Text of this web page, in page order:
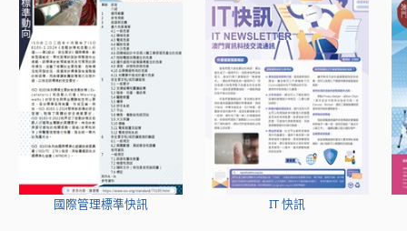
國際管理標準快訊 IT 快訊